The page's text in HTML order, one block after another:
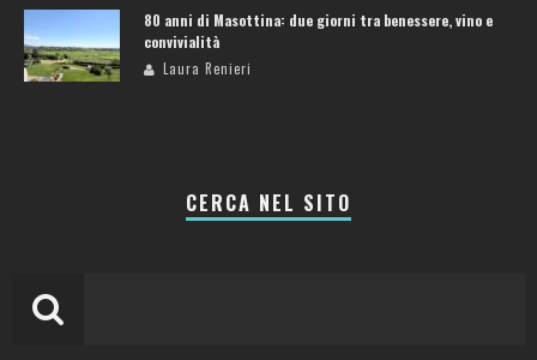
80 anni di Masottina: due giorni tra benessere, vino e
convivialità
Laura Renieri
CERCA NEL SITO